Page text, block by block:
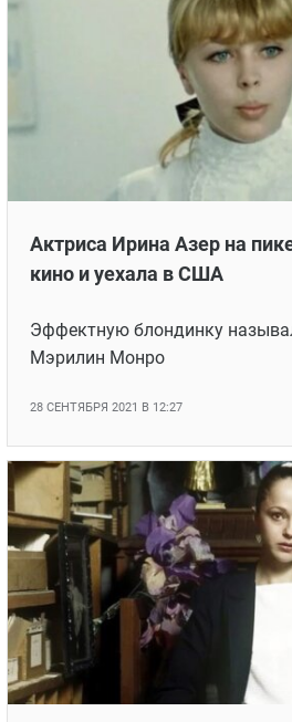
Актриса Ирина Азер на
кино и уехала в США
Эффектную блондинку
Мэрилин Монро
28 СЕНТЯБРЯ 2021 В 12:27